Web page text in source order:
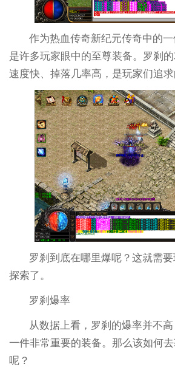
作为热血传奇新纪元传奇中的
是许多玩家眼中的至尊装备。罗刹
速度快、掉落几率高，是玩家们追求
罗刹到底在哪里爆呢？这就需
探索了。
罗刹爆率
从数据上看，罗刹的爆率并不
一件非常重要的装备。那么该如何
呢？